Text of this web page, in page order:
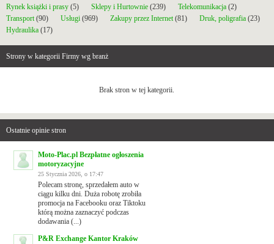
Rynek książki i prasy (5) Sklepy i Hurtownie (239) Telekomunikacja (2)
Transport (90) Usługi (969) Zakupy przez Internet (81) Druk, poligrafia (23)
Hydraulika (17)
Strony w kategorii Firmy wg branż
Brak stron w tej kategorii.
Ostatnie opinie stron
Moto-Plac.pl Bezpłatne ogłoszenia
motoryzacyjne
25 Stycznia 2026, o 17:47
Polecam stronę, sprzedałem auto w
ciągu kilku dni. Duża robotę zrobiła
promocja na Facebooku oraz Tiktoku
którą można zaznaczyć podczas
dodawania (...)
P&R Exchange Kantor Kraków